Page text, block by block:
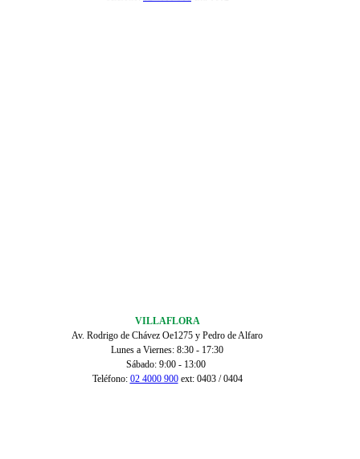
VILLAFLORA
Av. Rodrigo de Chávez Oe1275 y Pedro de Alfaro
Lunes a Viernes: 8:30 - 17:30
Sábado: 9:00 - 13:00
Teléfono: 02 4000 900ext: 0403 / 0404